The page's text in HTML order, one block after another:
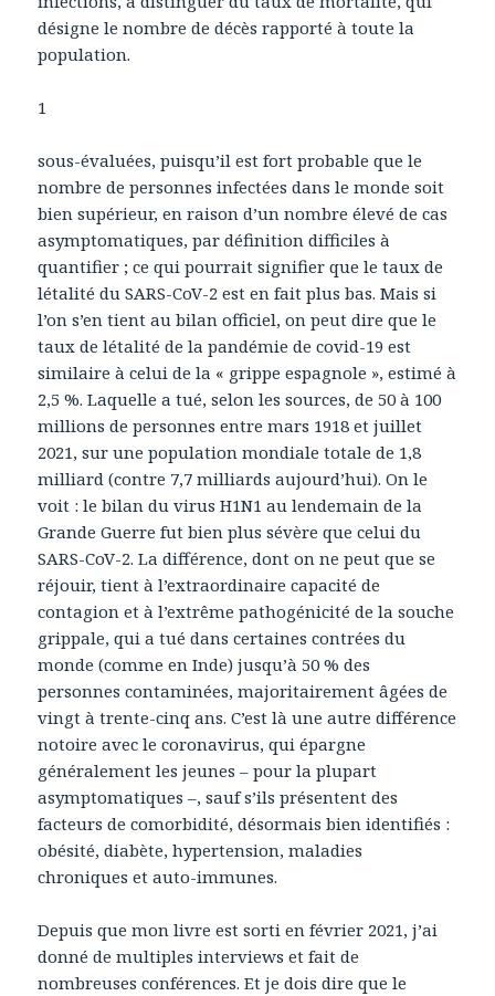
désigne le nombre de décès rapporté à toute la
population.
1
sous-évaluées, puisqu’il est fort probable que le
nombre de personnes infectées dans le monde soit
bien supérieur, en raison d’un nombre élevé de cas
asymptomatiques, par définition difficiles à
quantifier ; ce qui pourrait signifier que le taux de
létalité du SARS-CoV-2 est en fait plus bas. Mais si
l’on s’en tient au bilan officiel, on peut dire que le
taux de létalité de la pandémie de covid-19 est
similaire à celui de la « grippe espagnole », estimé à
2,5 %. Laquelle a tué, selon les sources, de 50 à 100
millions de personnes entre mars 1918 et juillet
2021, sur une population mondiale totale de 1,8
milliard (contre 7,7 milliards aujourd’hui). On le
voit : le bilan du virus H1N1 au lendemain de la
Grande Guerre fut bien plus sévère que celui du
SARS-CoV-2. La différence, dont on ne peut que se
réjouir, tient à l’extraordinaire capacité de
contagion et à l’extrême pathogénicité de la souche
grippale, qui a tué dans certaines contrées du
monde (comme en Inde) jusqu’à 50 % des
personnes contaminées, majoritairement âgées de
vingt à trente-cinq ans. C’est là une autre différence
notoire avec le coronavirus, qui épargne
généralement les jeunes – pour la plupart
asymptomatiques –, sauf s’ils présentent des
facteurs de comorbidité, désormais bien identifiés :
obésité, diabète, hypertension, maladies
chroniques et auto-immunes.
Depuis que mon livre est sorti en février 2021, j’ai
donné de multiples interviews et fait de
nombreuses conférences. Et je dois dire que le